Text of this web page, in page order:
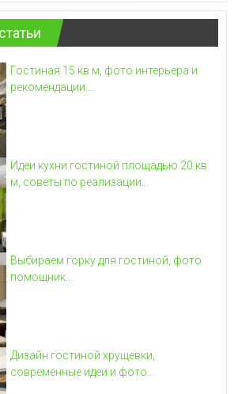
Гостиная 15 кв м, фото интерьера и
рекомендации...
Идеи кухни гостиной площадью 20 кв
м, советы по реализации...
Выбираем горку для гостиной, фото
помощник...
Дизайн гостиной хрущевки,
современные идеи и фото...